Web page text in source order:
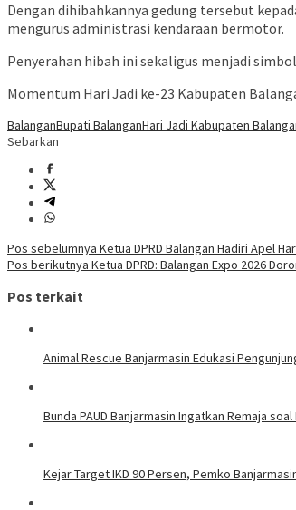
Dengan dihibahkannya gedung tersebut
mengurus administrasi kendaraan bermotor.
Penyerahan hibah ini sekaligus menjadi
Momentum Hari Jadi ke-23 Kabupaten
BalanganBupati BalanganHari Jadi Kabupaten
Sebarkan
Navigasi
pos
Pos sebelumnya Ketua DPRD Balangan Hadiri Apel
Pos berikutnya Ketua DPRD: Balangan Expo 2026
Pos terkait
Animal Rescue Banjarmasin Edukasi
Bunda PAUD Banjarmasin Ingatkan Remaja
Kejar Target IKD 90 Persen, Pemko